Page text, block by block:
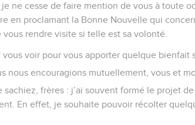
ne cesse de faire mention de vous à toute
en proclamant la Bonne Nouvelle qui
vous rendre visite si telle est sa volonté.
vous voir pour vous apporter quelque bienfait
nous encouragions mutuellement, vous et
frères : j’ai souvent formé le projet
En effet, je souhaite pouvoir récolter